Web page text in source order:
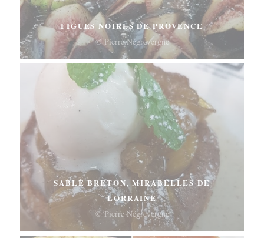
FIGUES NOIRES DE PROVENCE
© Pierre Négrevergne
SABLÉ BRETON, MIRABELLES DE
LORRAINE
© Pierre Négrevergne